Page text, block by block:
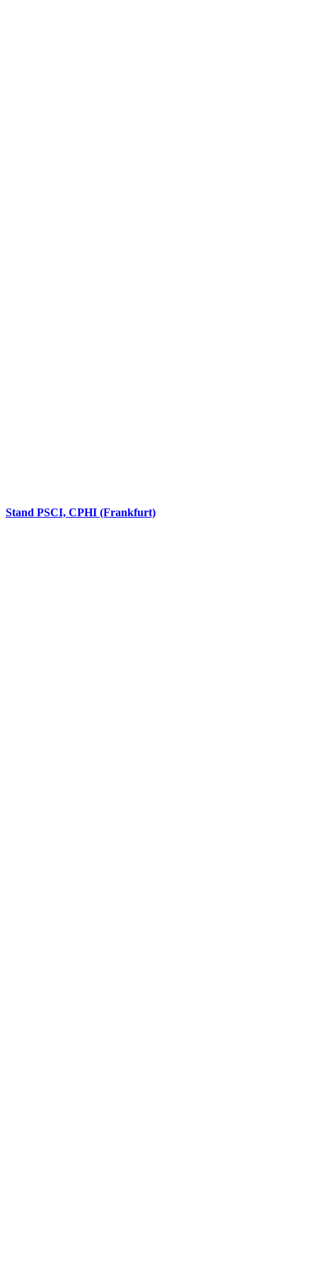
Stand PSCI, CPHI (Frankfurt)